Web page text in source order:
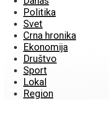
Politika
Svet
Crna hronika
Ekonomija
Društvo
Sport
Lokal
Region